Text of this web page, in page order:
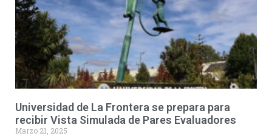
Universidad de La Frontera se prepara para
recibir Vista Simulada de Pares Evaluadores
Marzo 21, 2025